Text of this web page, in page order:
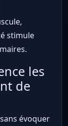
stimule
les
de
évoquer